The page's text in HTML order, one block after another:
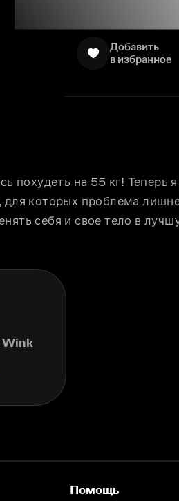
Добавить
в избранное
похудеть на 55 кг! Теперь
которых проблема
себя и свое тело в
Wink
Помощь